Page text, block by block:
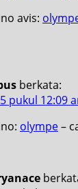
avis:
berkata:
pukul 12:09
olympe–